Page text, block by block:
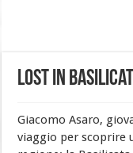
Lost in
Giacomo Asaro,
viaggio per scoprire